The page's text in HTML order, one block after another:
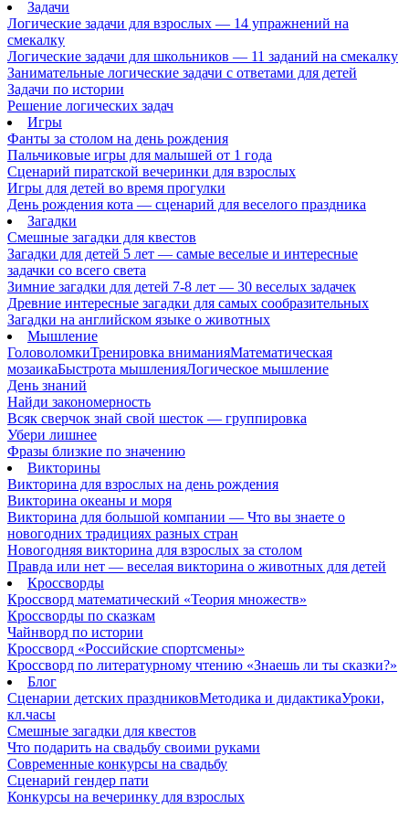
Задачи
Логические задачи для взрослых — 14 упражнений на
смекалку
Логические задачи для школьников — 11 заданий на смекалку
Занимательные логические задачи с ответами для детей
Задачи по истории
Решение логических задач
Игры
Фанты за столом на день рождения
Пальчиковые игры для малышей от 1 года
Сценарий пиратской вечеринки для взрослых
Игры для детей во время прогулки
День рождения кота — сценарий для веселого праздника
Загадки
Смешные загадки для квестов
Загадки для детей 5 лет — самые веселые и интересные
задачки со всего света
Зимние загадки для детей 7-8 лет — 30 веселых задачек
Древние интересные загадки для самых сообразительных
Загадки на английском языке о животных
Мышление
ГоловоломкиТренировка вниманияМатематическая
мозаикаБыстрота мышленияЛогическое мышление
День знаний
Найди закономерность
Всяк сверчок знай свой шесток — группировка
Убери лишнее
Фразы близкие по значению
Викторины
Викторина для взрослых на день рождения
Викторина океаны и моря
Викторина для большой компании — Что вы знаете о
новогодних традициях разных стран
Новогодняя викторина для взрослых за столом
Правда или нет — веселая викторина о животных для детей
Кроссворды
Кроссворд математический «Теория множеств»
Кроссворды по сказкам
Чайнворд по истории
Кроссворд «Российские спортсмены»
Кроссворд по литературному чтению «Знаешь ли ты сказки?»
Блог
Сценарии детских праздниковМетодика и дидактикаУроки,
кл.часы
Смешные загадки для квестов
Что подарить на свадьбу своими руками
Современные конкурсы на свадьбу
Сценарий гендер пати
Конкурсы на вечеринку для взрослых